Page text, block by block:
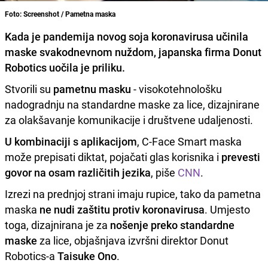
Foto: Screenshot / Pametna maska
Kada je pandemija novog soja koronavirusa učinila
maske svakodnevnom nuždom, japanska firma Donut
Robotics uočila je priliku.
Stvorili su pametnu masku - visokotehnološku
nadogradnju na standardne maske za lice, dizajnirane
za olakšavanje komunikacije i društvene udaljenosti.
U kombinaciji s aplikacijom, C-Face Smart maska
može prepisati diktat, pojačati glas korisnika i prevesti
govor na osam različitih jezika, piše CNN.
Izrezi na prednjoj strani imaju rupice, tako da pametna
maska ne nudi zaštitu protiv koronavirusa. Umjesto
toga, dizajnirana je za nošenje preko standardne
maske za lice, objašnjava izvršni direktor Donut
Robotics-a Taisuke Ono.